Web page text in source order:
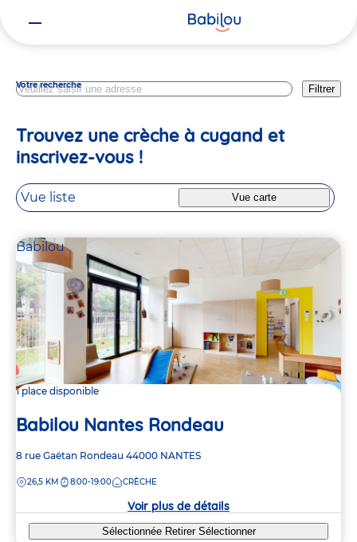
Votre recherche Filtrer
Trouvez une crèche à cugand et
inscrivez-vous !
Vue liste Vue carte
Babilou
1 place disponible
Babilou Nantes Rondeau
Adresse
la
8 rue Gaëtan Rondeau 44000 NANTES
DISTANCE
26,5 KM 8:00-19:00 CRÈCHE
Voir plus de détails
Sélectionnée Retirer Sélectionner